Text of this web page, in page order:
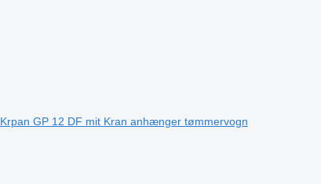
Krpan GP 12 DF mit Kran anhænger tømmervogn